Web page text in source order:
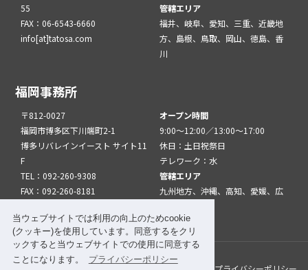
当ウェブサイトでは利用の向上のためcookie
(クッキー)を使用しています。同意するをクリ
ックすると当ウェブサイトでの使用に同意する
ことになります。
プライバシーポリシー
55
FAX：06-6543-6660
info[at]tatosa.com
管轄エリア
福井、岐阜、愛知、三重、近畿地
方、島根、鳥取、岡山、徳島、香
川
福岡事務所
〒812-0027
福岡市博多区下川端町2-1
博多リバレインイースト サイト11
F
TEL：092-260-9308
FAX：092-260-8181
オープン時間
9:00～12:00／13:00～17:00
休日：土日祝祭日
テレワーク：水
管轄エリア
九州地方、沖縄、高知、愛媛、広